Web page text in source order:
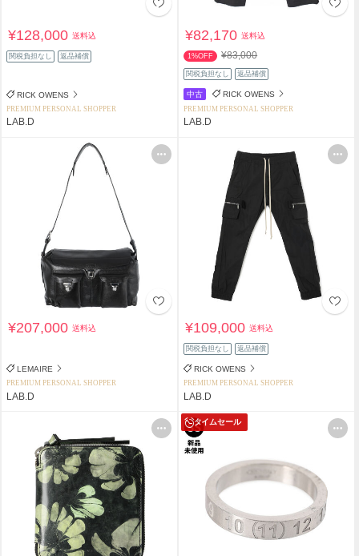
¥128,000送料込
関税負担なし 返品補償
RICK OWENS
PREMIUM PERSONAL SHOPPER
LAB.D
¥82,170送料込
1%OFF ¥83,000
関税負担なし 返品補償
中古 RICK OWENS
PREMIUM PERSONAL SHOPPER
LAB.D
¥207,000送料込
LEMAIRE
PREMIUM PERSONAL SHOPPER
LAB.D
¥109,000送料込
関税負担なし 返品補償
RICK OWENS
PREMIUM PERSONAL SHOPPER
LAB.D
タイムセール